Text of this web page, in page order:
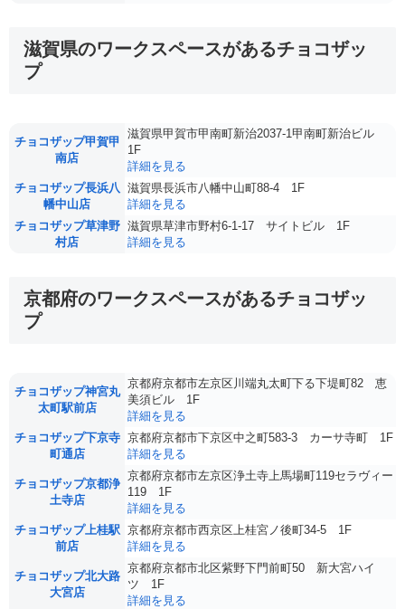
滋賀県のワークスペースがあるチョコザッ
プ
チョコザップ甲賀甲
南店
滋賀県甲賀市甲南町新治2037-1甲南町新治ビル
1F
詳細を見る
チョコザップ長浜八
幡中山店
滋賀県長浜市八幡中山町88-4 1F
詳細を見る
チョコザップ草津野
村店
滋賀県草津市野村6-1-17 サイトビル 1F
詳細を見る
京都府のワークスペースがあるチョコザッ
プ
チョコザップ神宮丸
太町駅前店
京都府京都市左京区川端丸太町下る下堤町82 恵
美須ビル 1F
詳細を見る
チョコザップ下京寺
町通店
京都府京都市下京区中之町583-3 カーサ寺町 1F
詳細を見る
チョコザップ京都浄
土寺店
京都府京都市左京区浄土寺上馬場町119セラヴィー
119 1F
詳細を見る
チョコザップ上桂駅
前店
京都府京都市西京区上桂宮ノ後町34-5 1F
詳細を見る
チョコザップ北大路
大宮店
京都府京都市北区紫野下門前町50 新大宮ハイ
ツ 1F
詳細を見る